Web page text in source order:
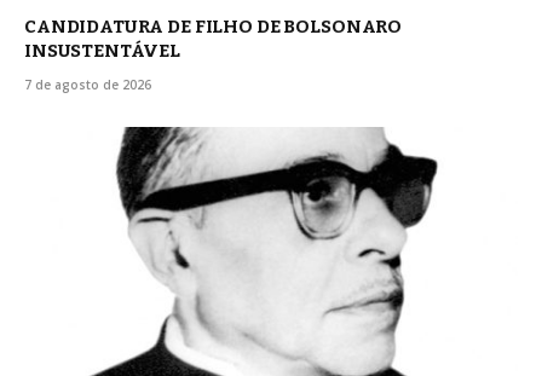
CANDIDATURA DE FILHO DE BOLSONARO
INSUSTENTÁVEL
7 de agosto de 2026